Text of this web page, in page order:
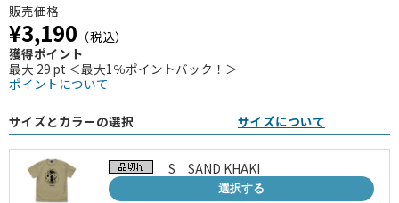
販売価格
¥3,190 （税込）
獲得ポイント
最大 29 pt ＜最大1％ポイントバック！＞
ポイントについて
サイズとカラーの選択 サイズについて
S SAND KHAKI
選択する